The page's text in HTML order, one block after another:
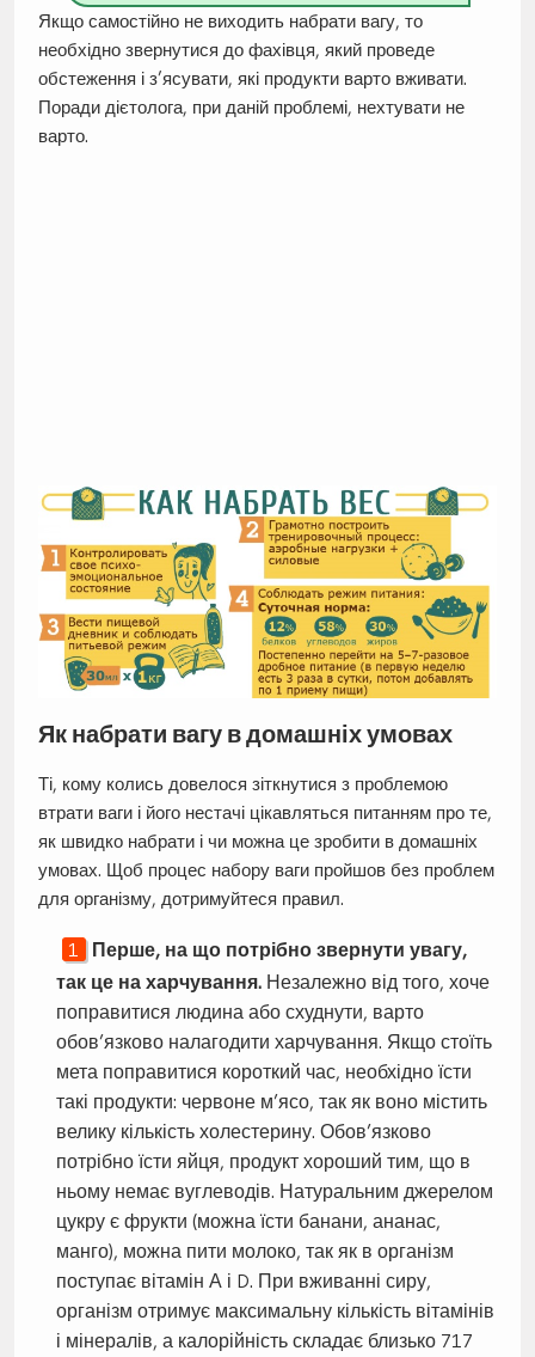
Якщо самостійно не виходить набрати вагу, то
необхідно звернутися до фахівця, який проведе
обстеження і з’ясувати, які продукти варто вживати.
Поради дієтолога, при даній проблемі, нехтувати не
варто.
Як набрати вагу в домашніх умовах
Ті, кому колись довелося зіткнутися з проблемою
втрати ваги і його нестачі цікавляться питанням про те,
як швидко набрати і чи можна це зробити в домашніх
умовах. Щоб процес набору ваги пройшов без проблем
для організму, дотримуйтеся правил.
Перше, на що потрібно звернути увагу,
так це на харчування. Незалежно від того, хоче
поправитися людина або схуднути, варто
обов’язково налагодити харчування. Якщо стоїть
мета поправитися короткий час, необхідно їсти
такі продукти: червоне м’ясо, так як воно містить
велику кількість холестерину. Обов’язково
потрібно їсти яйця, продукт хороший тим, що в
ньому немає вуглеводів. Натуральним джерелом
цукру є фрукти (можна їсти банани, ананас,
манго), можна пити молоко, так як в організм
поступає вітамін А і D. При вживанні сиру,
організм отримує максимальну кількість вітамінів
і мінералів, а калорійність складає близько 717